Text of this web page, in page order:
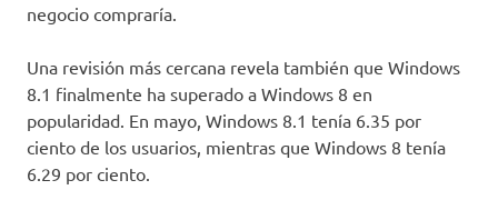
negocio compraría.
Una revisión más cercana revela también que Windows
8.1 finalmente ha superado a Windows 8 en
popularidad. En mayo, Windows 8.1 tenía 6.35 por
ciento de los usuarios, mientras que Windows 8 tenía
6.29 por ciento.